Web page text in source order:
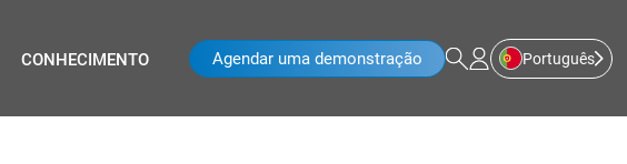
CONHECIMENTO Agendar uma demonstração Português